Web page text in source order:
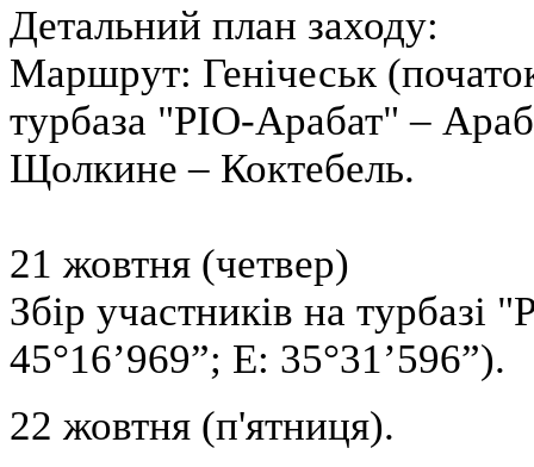
Детальний план заходу:
Маршрут: Генічеськ
турбаза "РІО-Арабат" –
Щолкине – Коктебель.
21 жовтня (четвер)
Збір участників на
45°16’969”; E: 35°31’596”).
22 жовтня (п'ятниця).